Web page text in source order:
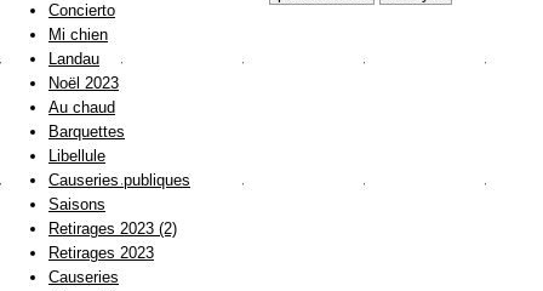
Concierto
Mi chien
Landau
Noël 2023
Au chaud
Barquettes
Libellule
Causeries publiques
Saisons
Retirages 2023 (2)
Retirages 2023
Causeries